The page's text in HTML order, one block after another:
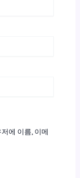
에 이름, 이메